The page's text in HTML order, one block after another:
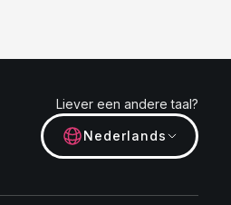
Liever een andere taal?
Nederlands